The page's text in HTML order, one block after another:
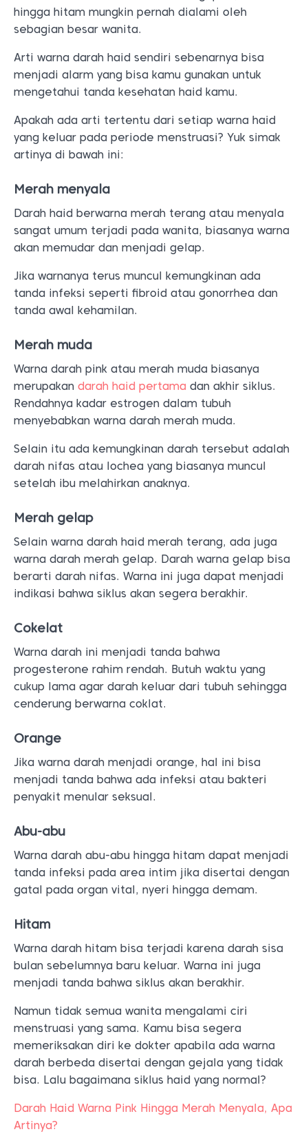
hingga hitam mungkin pernah dialami oleh
sebagian besar wanita.
Arti warna darah haid sendiri sebenarnya bisa
menjadi alarm yang bisa kamu gunakan untuk
mengetahui tanda kesehatan haid kamu.
Apakah ada arti tertentu dari setiap warna haid
yang keluar pada periode menstruasi? Yuk simak
artinya di bawah ini:
Merah menyala
Darah haid berwarna merah terang atau menyala
sangat umum terjadi pada wanita, biasanya warna
akan memudar dan menjadi gelap.
Jika warnanya terus muncul kemungkinan ada
tanda infeksi seperti fibroid atau gonorrhea dan
tanda awal kehamilan.
Merah muda
Warna darah pink atau merah muda biasanya
merupakan darah haid pertama dan akhir siklus.
Rendahnya kadar estrogen dalam tubuh
menyebabkan warna darah merah muda.
Selain itu ada kemungkinan darah tersebut adalah
darah nifas atau lochea yang biasanya muncul
setelah ibu melahirkan anaknya.
Merah gelap
Selain warna darah haid merah terang, ada juga
warna darah merah gelap. Darah warna gelap bisa
berarti darah nifas. Warna ini juga dapat menjadi
indikasi bahwa siklus akan segera berakhir.
Cokelat
Warna darah ini menjadi tanda bahwa
progesterone rahim rendah. Butuh waktu yang
cukup lama agar darah keluar dari tubuh sehingga
cenderung berwarna coklat.
Orange
Jika warna darah menjadi orange, hal ini bisa
menjadi tanda bahwa ada infeksi atau bakteri
penyakit menular seksual.
Abu-abu
Warna darah abu-abu hingga hitam dapat menjadi
tanda infeksi pada area intim jika disertai dengan
gatal pada organ vital, nyeri hingga demam.
Hitam
Warna darah hitam bisa terjadi karena darah sisa
bulan sebelumnya baru keluar. Warna ini juga
menjadi tanda bahwa siklus akan berakhir.
Namun tidak semua wanita mengalami ciri
menstruasi yang sama. Kamu bisa segera
memeriksakan diri ke dokter apabila ada warna
darah berbeda disertai dengan gejala yang tidak
bisa. Lalu bagaimana siklus haid yang normal?
Darah Haid Warna Pink Hingga Merah Menyala, Apa
Artinya?